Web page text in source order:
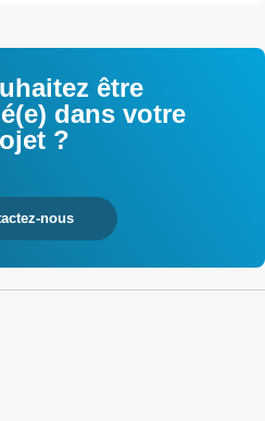
être
dans votre
?
nous